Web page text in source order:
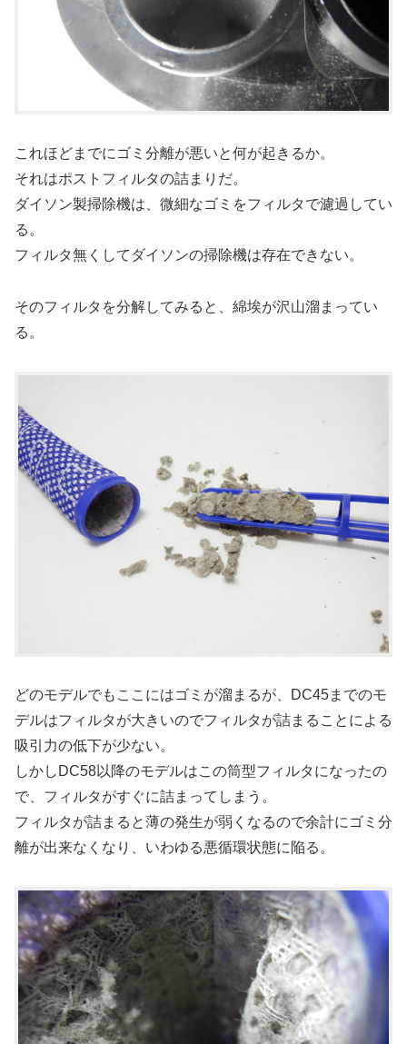
これほどまでにゴミ分離が悪いと何が起きるか。
それはポストフィルタの詰まりだ。
ダイソン製掃除機は、微細なゴミをフィルタで濾過してい
る。
フィルタ無くしてダイソンの掃除機は存在できない。
そのフィルタを分解してみると、綿埃が沢山溜まってい
る。
どのモデルでもここにはゴミが溜まるが、DC45までのモ
デルはフィルタが大きいのでフィルタが詰まることによる
吸引力の低下が少ない。
しかしDC58以降のモデルはこの筒型フィルタになったの
で、フィルタがすぐに詰まってしまう。
フィルタが詰まると薄の発生が弱くなるので余計にゴミ分
離が出来なくなり、いわゆる悪循環状態に陥る。